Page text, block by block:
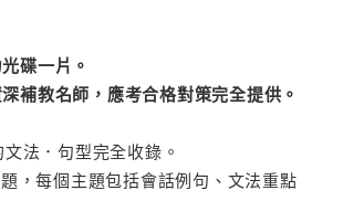
碟一片。
補教名師，應考合格對策完全提供。
法．句型完全收錄。
，每個主題包括會話例句、文法重點